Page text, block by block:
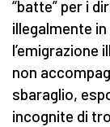
“batte” per i
illegalmente
l’emigrazione
non
sbaraglio,
incognite di